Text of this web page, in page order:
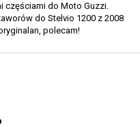
częściami do Moto Guzzi.
do Stelvio 1200 z 2008
polecam!